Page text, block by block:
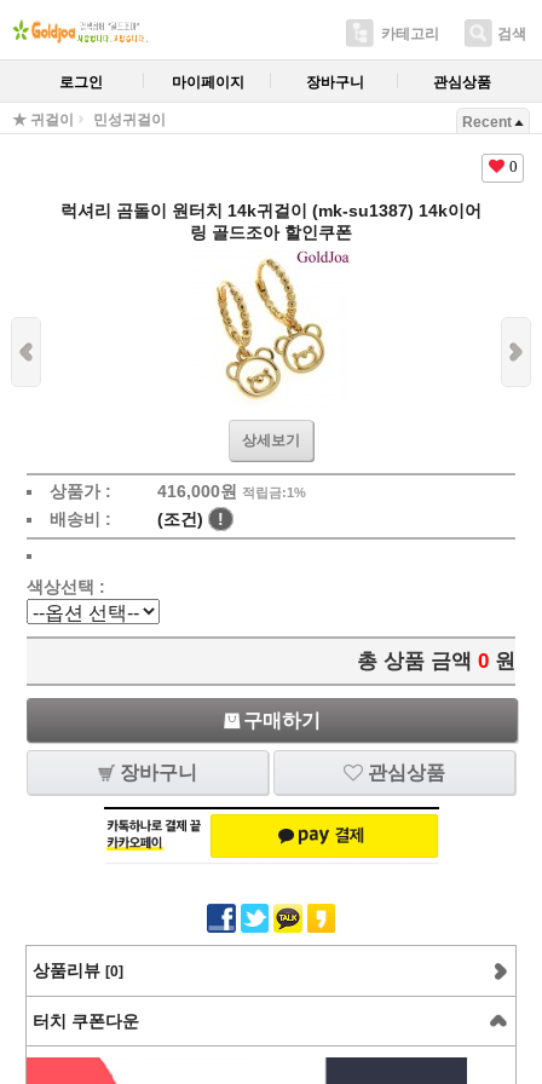
카테고리 검색
로그인 마이페이지 장바구니 관심상품
★ 귀걸이 민성귀걸이 Recent
0
럭셔리 곰돌이 원터치 14k귀걸이 (mk-su1387) 14k이어
링 골드조아 할인쿠폰
상세보기
상품가 : 416,000원 적립금:1%
배송비 : (조건) !
색상선택 :
총 상품 금액 0 원
구매하기
장바구니 관심상품
상품리뷰 [0]
터치 쿠폰다운